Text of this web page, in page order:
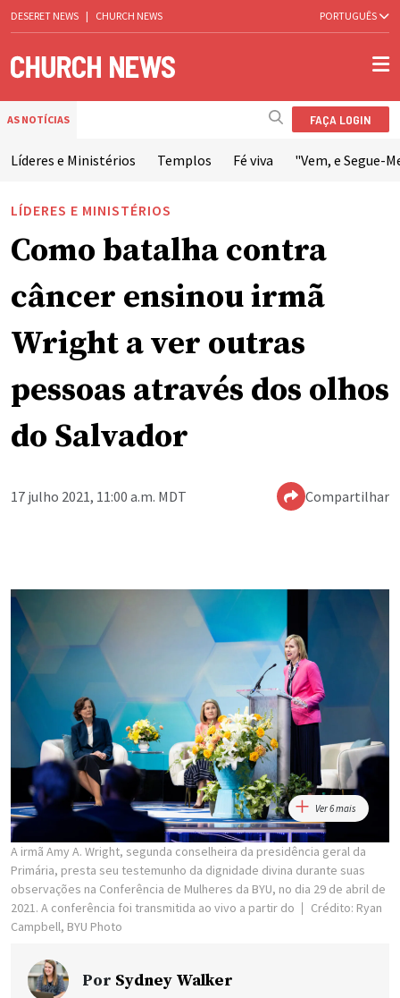
DESERET NEWS | CHURCH NEWS PORTUGUÊS
AS NOTÍCIAS FAÇA LOGIN
Líderes e Ministérios Templos Fé viva "Vem, e Segue-
LÍDERES E MINISTÉRIOS
Como batalha contra
câncer ensinou irmã
Wright a ver outras
pessoas através dos olhos
do Salvador
17 julho 2021, 11:00 a.m. MDT Compartilhar
Ver 6 mais
A irmã Amy A. Wright, segunda conselheira da presidência geral da
Primária, presta seu testemunho da dignidade divina durante suas
observações na Conferência de Mulheres da BYU, no dia 29 de abril de
2021. A conferência foi transmitida ao vivo a partir do
Crédito: Ryan
Campbell, BYU Photo
Por Sydney Walker